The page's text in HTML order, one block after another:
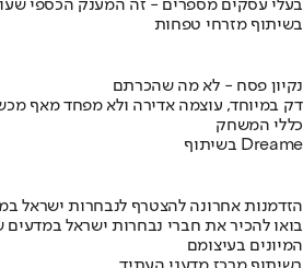
בעלי עסקים מספרים - זה המענק הכספי
בשיתוף מזרחי טפחות
נקיון פסח - לא מה שהכרתם
דק במיוחד, עוצמה אדירה ולא מפחד מאף
כללי המשחק
בשיתוף Dreame
הזדמנות אחרונה להצטרף לנבחרות ישראל
בואו להכיר את חברי נבחרות ישראל
המיונים בעיצומם